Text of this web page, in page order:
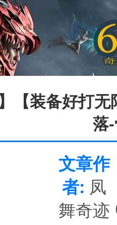
【装备好打
落
文章作
者: 凤
舞奇迹